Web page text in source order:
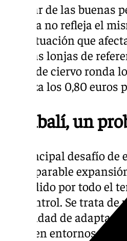
A pesar de las buenas
de caza no refleja el
una situación que
últimas lonjas de
carne de ciervo ronda
alcanza los 0,80 euros
El jabalí, un
El principal desafío de
la «imparable
extendido por todo el
sin control. Se trata
capacidad de
tanto en entornos